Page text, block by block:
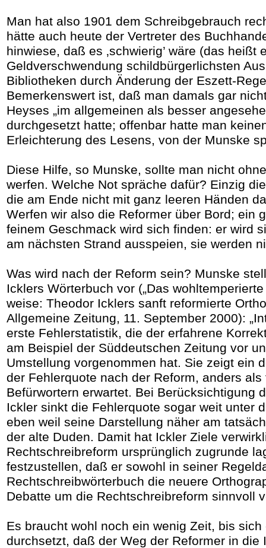
Man hat also 1901 dem Schreibgebrauch
hätte auch heute der Vertreter des
hinwiese, daß es ‚schwierig’ wäre (das heißt
Geldverschwendung schildbürgerlichsten
Bibliotheken durch Änderung der Eszett-
Bemerkenswert ist, daß man damals gar
Heyses „im allgemeinen als besser
durchgesetzt hatte; offenbar hatte man
Erleichterung des Lesens, von der Munske
Diese Hilfe, so Munske, sollte man nicht
werfen. Welche Not spräche dafür? Einzig
die am Ende nicht mit ganz leeren Händen
Werfen wir also die Reformer über Bord; ein
feinem Geschmack wird sich finden: er wird
am nächsten Strand ausspeien, sie werden
Was wird nach der Reform sein? Munske
Icklers Wörterbuch vor („Das
weise: Theodor Icklers sanft reformierte
Allgemeine Zeitung, 11. September 2000):
erste Fehlerstatistik, die der erfahrene
am Beispiel der Süddeutschen Zeitung vor
Umstellung vorgenommen hat. Sie zeigt ein
der Fehlerquote nach der Reform, anders als
Befürwortern erwartet. Bei Berücksichtigung
Ickler sinkt die Fehlerquote sogar weit unter
eben weil seine Darstellung näher am
der alte Duden. Damit hat Ickler Ziele
Rechtschreibreform ursprünglich zugrunde
festzustellen, daß er sowohl in seiner
Rechtschreibwörterbuch die neuere
Debatte um die Rechtschreibreform sinnvoll
Es braucht wohl noch ein wenig Zeit, bis
durchsetzt, daß der Weg der Reformer in die